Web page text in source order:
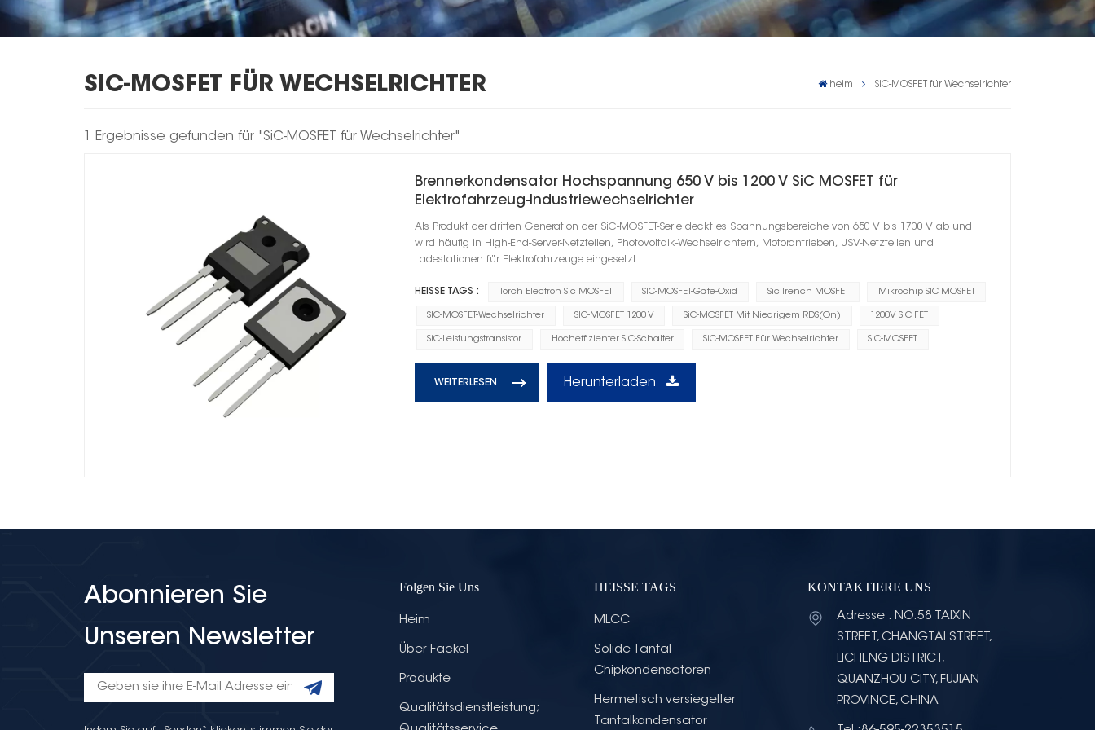
SIC-MOSFET FÜR WECHSELRICHTER heim SiC-MOSFET für Wechselrichter
1 Ergebnisse gefunden für "SiC-MOSFET für Wechselrichter"
Brennerkondensator Hochspannung 650 V bis 1200 V SiC MOSFET für
Elektrofahrzeug-Industriewechselrichter
Als Produkt der dritten Generation der SiC-MOSFET-Serie deckt es Spannungsbereiche von 650 V bis 1700 V ab und
wird häufig in High-End-Server-Netzteilen, Photovoltaik-Wechselrichtern, Motorantrieben, USV-Netzteilen und
Ladestationen für Elektrofahrzeuge eingesetzt.
HEISSE TAGS : Torch Electron Sic MOSFET SIC-MOSFET-Gate-Oxid Sic Trench MOSFET Mikrochip SIC MOSFET
SIC-MOSFET-Wechselrichter SIC-MOSFET 1200 V SiC-MOSFET Mit Niedrigem RDS(on) 1200V SiC FET
SiC-Leistungstransistor Hocheffizienter SiC-Schalter SiC-MOSFET Für Wechselrichter SiC-MOSFET
WEITERLESEN Herunterladen
Abonnieren Sie
Unseren Newsletter
Folgen Sie Uns
Heim
Über Fackel
Produkte
Qualitätsdienstleistung;
HEISSE TAGS
MLCC
Solide Tantal-
Chipkondensatoren
Hermetisch versiegelter
Tantalkondensator
KONTAKTIERE UNS
Adresse : NO.58 TAIXIN
STREET, CHANGTAI STREET,
LICHENG DISTRICT,
QUANZHOU CITY, FUJIAN
PROVINCE, CHINA